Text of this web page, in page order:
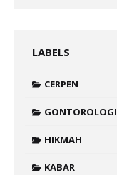
LABELS
CERPEN
GONTOROLOGI
HIKMAH
KABAR